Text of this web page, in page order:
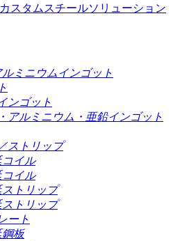
カスタムスチールソリューション
ミニウムインゴット
ンゴット
アルミニウム・亜鉛インゴット
ストリップ
イル
イル
トリップ
トリップ
ート
鋼板